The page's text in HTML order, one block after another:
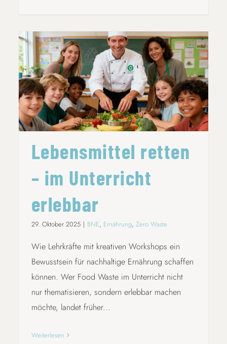
LEBENSMITTEL RETTEN – IM
UNTERRICHT ERLEBBAR
Lebensmittel retten
– im Unterricht
erlebbar
29. Oktober 2025 | BNE, Ernährung, Zero Waste
Wie Lehrkräfte mit kreativen Workshops ein
Bewusstsein für nachhaltige Ernährung schaffen
können. Wer Food Waste im Unterricht nicht
nur thematisieren, sondern erlebbar machen
möchte, landet früher...
Weiterlesen